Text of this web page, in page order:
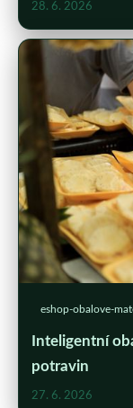
28. 6. 2026
eshop-obalove-
Inteligentní
potravin
27. 6. 2026